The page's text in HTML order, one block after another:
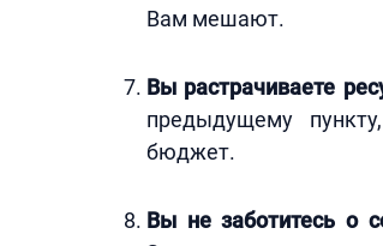
Вам мешают.
Вы растрачиваете
предыдущему
бюджет.
Вы не заботитесь о